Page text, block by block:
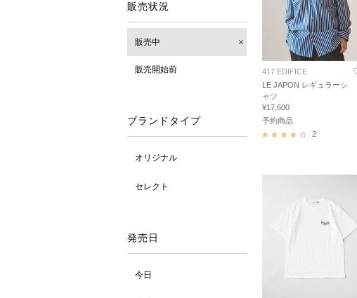
販売状況
販売中
販売開始前
ブランドタイプ
オリジナル
セレクト
発売日
今日
417 EDIFICE
LE JAPON レギュラーシ
ャツ
¥17,600
予約商品
2